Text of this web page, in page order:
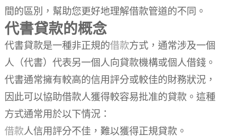
間的區別，幫助您更好地理解借款管道的不同。
代書貸款的概念
代書貸款是一種非正規的借款方式，通常涉及一個
人（代書）代表另一個人向貸款機構或個人借錢。
代書通常擁有較高的信用評分或較佳的財務狀況，
因此可以協助借款人獲得較容易批准的貸款。這種
方式通常用於以下情況：
借款人信用評分不佳，難以獲得正規貸款。